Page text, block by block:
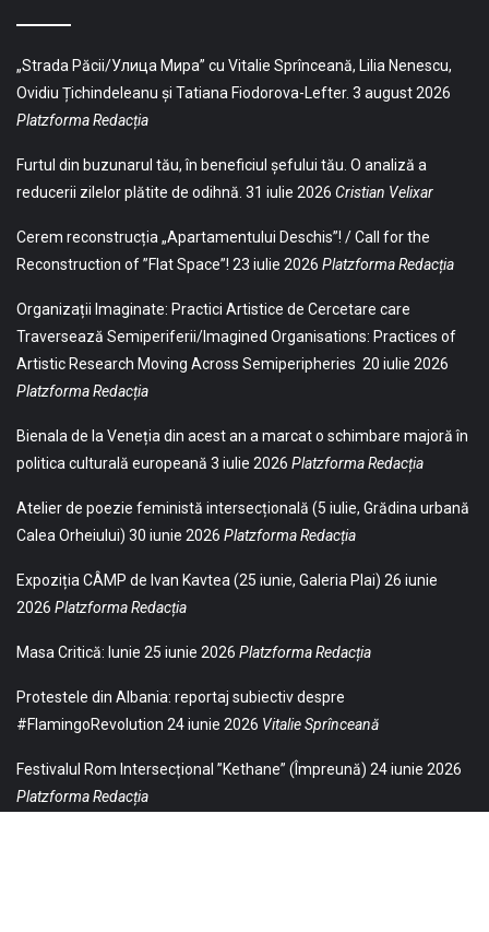
„Strada Păcii/Улица Мира” cu Vitalie Sprînceană, Lilia Nenescu,
Ovidiu Țichindeleanu și Tatiana Fiodorova-Lefter. 3 august 2026
Platzforma Redacția
Furtul din buzunarul tău, în beneficiul șefului tău. O analiză a
reducerii zilelor plătite de odihnă. 31 iulie 2026 Cristian Velixar
Cerem reconstrucția „Apartamentului Deschis”! / Call for the
Reconstruction of ”Flat Space”! 23 iulie 2026 Platzforma Redacția
Organizații Imaginate: Practici Artistice de Cercetare care
Traversează Semiperiferii/Imagined Organisations: Practices of
Artistic Research Moving Across Semiperipheries 20 iulie 2026
Platzforma Redacția
Bienala de la Veneția din acest an a marcat o schimbare majoră în
politica culturală europeană 3 iulie 2026 Platzforma Redacția
Atelier de poezie feministă intersecțională (5 iulie, Grădina urbană
Calea Orheiului) 30 iunie 2026 Platzforma Redacția
Expoziția CÂMP de Ivan Kavtea (25 iunie, Galeria Plai) 26 iunie
2026 Platzforma Redacția
Masa Critică: Iunie 25 iunie 2026 Platzforma Redacția
Protestele din Albania: reportaj subiectiv despre
#FlamingoRevolution 24 iunie 2026 Vitalie Sprînceană
Festivalul Rom Intersecțional ”Kethane” (Împreună) 24 iunie 2026
Platzforma Redacția